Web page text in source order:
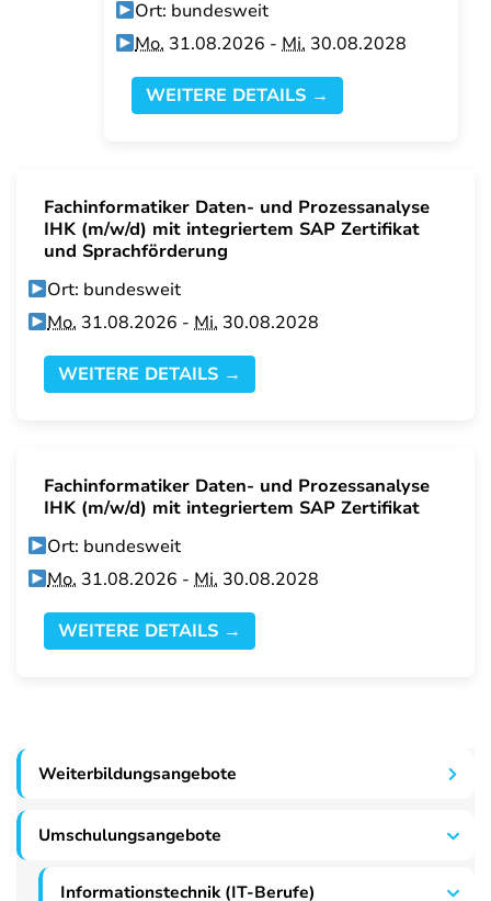
Ort: bundesweit
Mo. 31.08.2026 -Mi. 30.08.2028
WEITERE DETAILS →
Fachinformatiker Daten- und Prozessanalyse
IHK (m/w/d) mit integriertem SAP Zertifikat
und Sprachförderung
Ort: bundesweit
Mo. 31.08.2026 -Mi. 30.08.2028
WEITERE DETAILS →
Fachinformatiker Daten- und Prozessanalyse
IHK (m/w/d) mit integriertem SAP Zertifikat
Ort: bundesweit
Mo. 31.08.2026 -Mi. 30.08.2028
WEITERE DETAILS →
Weiterbildungsangebote
Umschulungsangebote
Informationstechnik (IT-Berufe)